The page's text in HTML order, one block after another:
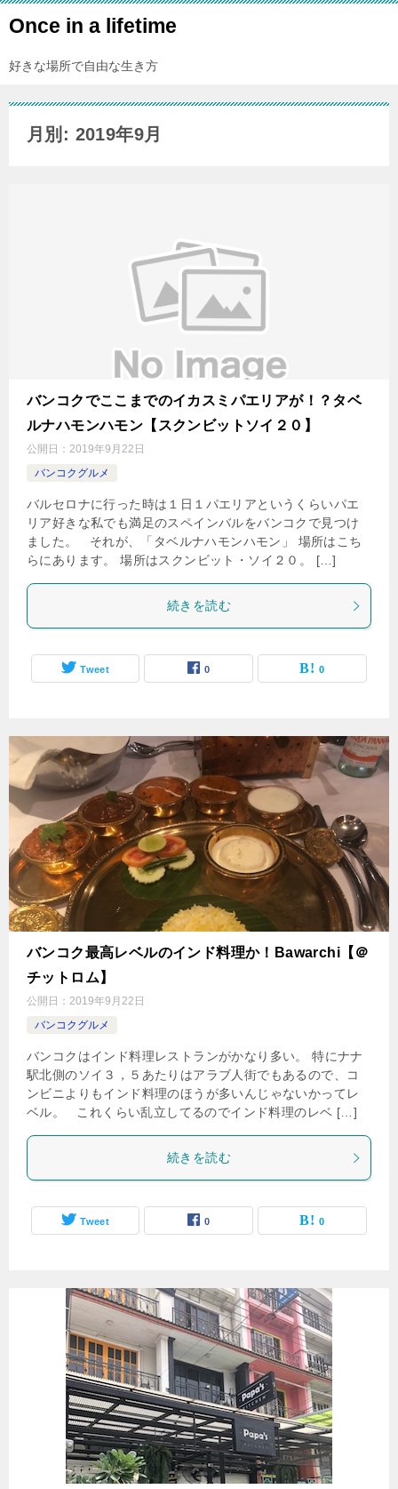
Once in a lifetime
好きな場所で自由な生き方
月別: 2019年9月
バンコクでここまでのイカスミパエリアが！？タベ
ルナハモンハモン【スクンビットソイ２０】
公開日： 2019年9月22日
バンコクグルメ
バルセロナに行った時は１日１パエリアというくらいパエ
リア好きな私でも満足のスペインバルをバンコクで見つけ
ました。 それが、「タベルナハモンハモン」 場所はこち
らにあります。 場所はスクンビット・ソイ２０。 […]
続きを読む
Tweet 0 0
バンコク最高レベルのインド料理か！Bawarchi【＠
チットロム】
公開日： 2019年9月22日
バンコクグルメ
バンコクはインド料理レストランがかなり多い。 特にナナ
駅北側のソイ３，５あたりはアラブ人街でもあるので、コ
ンビニよりもインド料理のほうが多いんじゃないかってレ
ベル。 これくらい乱立してるのでインド料理のレベ […]
続きを読む
Tweet 0 0